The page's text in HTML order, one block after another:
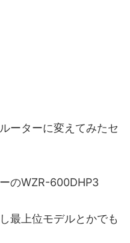
ーターに変えてみたセ
のWZR-600DHP3
最上位モデルとかでも